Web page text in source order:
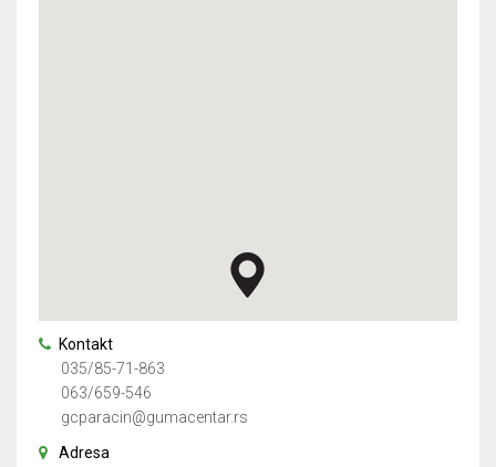
Kontakt
035/85-71-863
063/659-546
gcparacin@gumacentar.rs
Adresa